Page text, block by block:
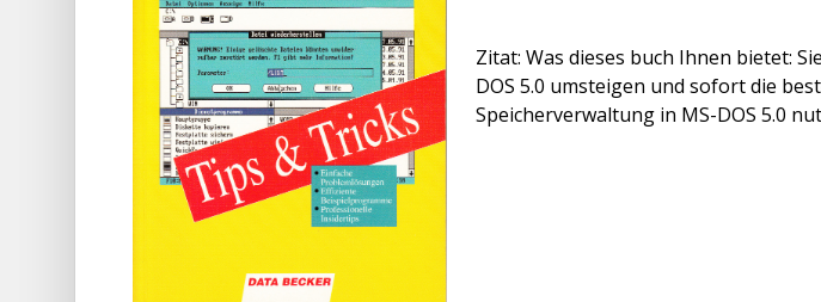
Zitat: Was dieses buch Ihnen bietet:
DOS 5.0 umsteigen und sofort die
Speicherverwaltung in MS-DOS 5.0